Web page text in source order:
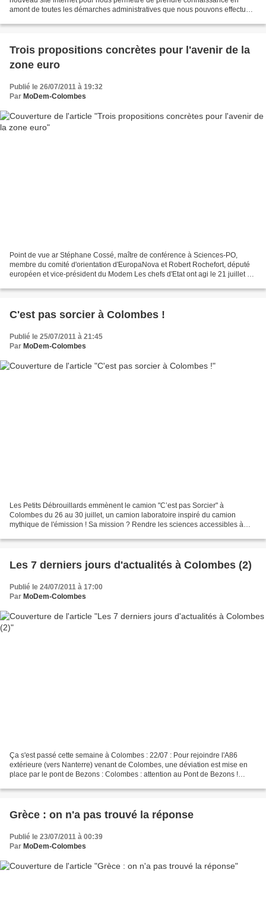
amont de toutes les démarches administratives que nous pouvons effectuer.
Trois propositions concrètes pour l'avenir de la
zone euro
Publié le 26/07/2011 à 19:32
Par MoDem-Colombes
Point de vue ar Stéphane Cossé, maître de conférence à Sciences-PO,
membre du comité d'orientation d'EuropaNova et Robert Rochefort, député
européen et vice-président du Modem Les chefs d'Etat ont agi le 21 juillet en
C'est pas sorcier à Colombes !
Publié le 25/07/2011 à 21:45
Par MoDem-Colombes
Les Petits Débrouillards emmènent le camion "C’est pas Sorcier" à
Colombes du 26 au 30 juillet, un camion laboratoire inspiré du camion
mythique de l'émission ! Sa mission ? Rendre les sciences accessibles à
Les 7 derniers jours d'actualités à Colombes (2)
Publié le 24/07/2011 à 17:00
Par MoDem-Colombes
Ça s'est passé cette semaine à Colombes : 22/07 : Pour rejoindre l'A86
extérieure (vers Nanterre) venant de Colombes, une déviation est mise en
place par le pont de Bezons : Colombes : attention au Pont de Bezons !
Grèce : on n'a pas trouvé la réponse
Publié le 23/07/2011 à 00:39
Par MoDem-Colombes